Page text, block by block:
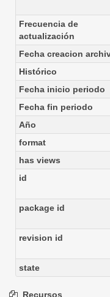
Frecuencia de
actualización
Fecha creacion
Histórico
Fecha inicio periodo
Fecha fin periodo
Año
format
has views
id
package id
revision id
state
Recursos